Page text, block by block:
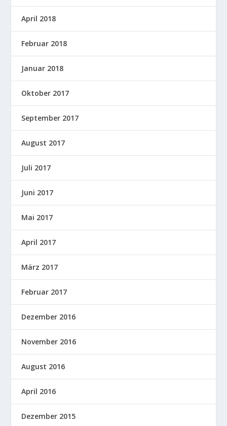
April 2018
Februar 2018
Januar 2018
Oktober 2017
September 2017
August 2017
Juli 2017
Juni 2017
Mai 2017
April 2017
März 2017
Februar 2017
Dezember 2016
November 2016
August 2016
April 2016
Dezember 2015